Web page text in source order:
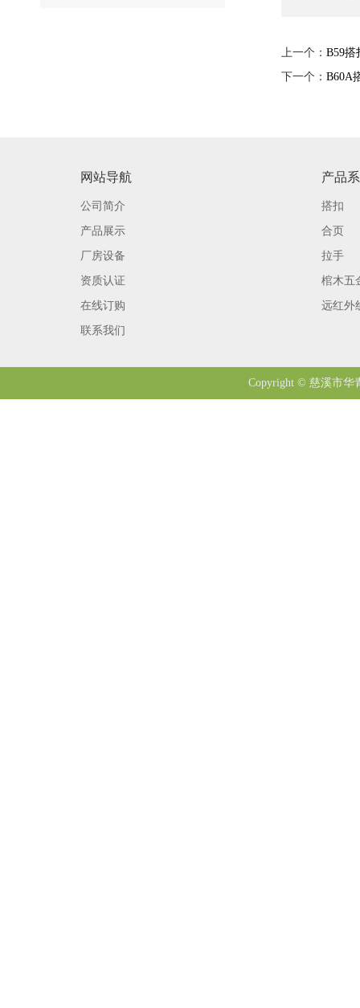
上一个： B59搭
下一个： B60A
网站导航
公司简介
产品展示
厂房设备
资质认证
在线订购
联系我们
产品
搭扣
合页
拉手
棺木五
远红外
Copyright © 慈溪市